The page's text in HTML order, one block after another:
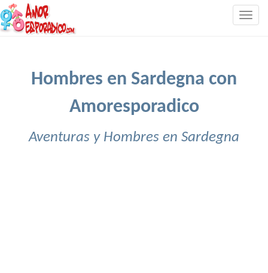
Hombres en Sardegna con
Amoresporadico
Aventuras y Hombres en Sardegna